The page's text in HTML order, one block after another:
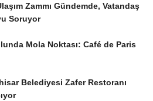
Zammı Gündemde, Vatandaş
Soruyor
Mola Noktası: Café de Paris
Belediyesi Zafer Restoranı